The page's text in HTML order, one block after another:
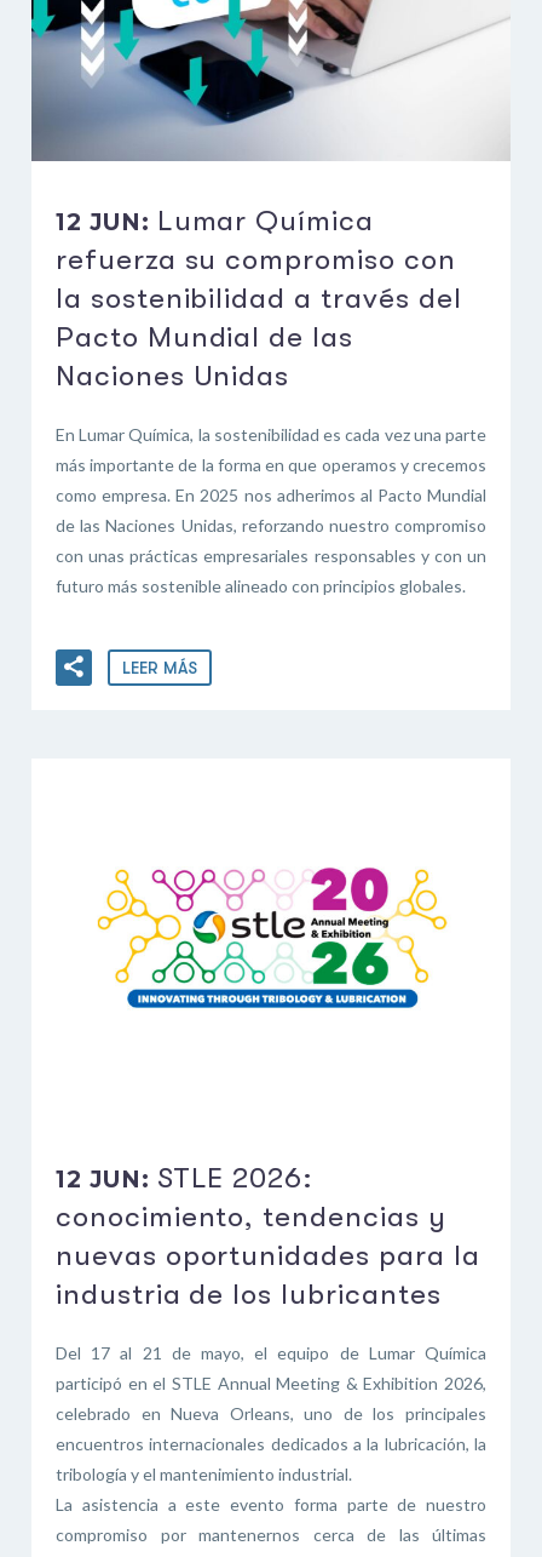
12 JUN: Lumar Química
refuerza su compromiso con
la sostenibilidad a través del
Pacto Mundial de las
Naciones Unidas
En Lumar Química, la sostenibilidad es cada vez una parte
más importante de la forma en que operamos y crecemos
como empresa. En 2025 nos adherimos al Pacto Mundial
de las Naciones Unidas, reforzando nuestro compromiso
con unas prácticas empresariales responsables y con un
futuro más sostenible alineado con principios globales.
LEER MÁS
12 JUN: STLE 2026:
conocimiento, tendencias y
nuevas oportunidades para la
industria de los lubricantes
Del 17 al 21 de mayo, el equipo de Lumar Química
participó en el STLE Annual Meeting & Exhibition 2026,
celebrado en Nueva Orleans, uno de los principales
encuentros internacionales dedicados a la lubricación, la
tribología y el mantenimiento industrial.
La asistencia a este evento forma parte de nuestro
compromiso por mantenernos cerca de las últimas